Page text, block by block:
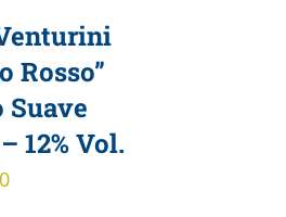
Rosso”
Suave
12% Vol.